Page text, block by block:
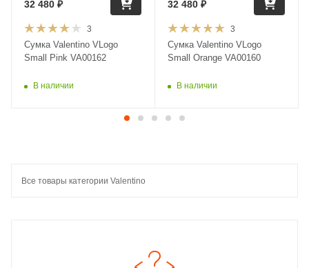
3
Сумка Valentino VLogo
Small Pink VA00162
В наличии
32 480 ₽
3
Сумка Valentino VLogo
Small Orange VA00160
В наличии
32 480 ₽
Все товары категории Valentino